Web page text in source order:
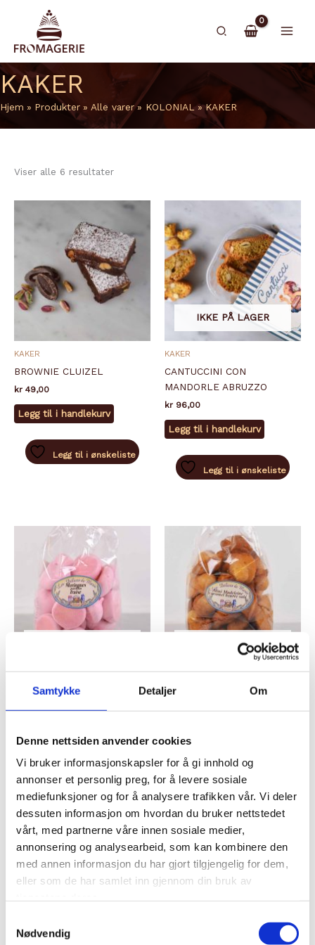
Samtykke Detaljer Om
Denne nettsiden anvender cookies
Vi bruker informasjonskapsler for å gi innhold og
annonser et personlig preg, for å levere sosiale
mediefunksjoner og for å analysere trafikken vår. Vi deler
dessuten informasjon om hvordan du bruker nettstedet
vårt, med partnerne våre innen sosiale medier,
annonsering og analysearbeid, som kan kombinere den
med annen informasjon du har gjort tilgjengelig for dem,
eller som de har samlet inn gjennom din bruk av
Nødvendig
innholdet
Søk
KAKER
Hjem Produkter Alle varer KOLONIAL KAKER
Viser alle 6 resultater
KAKER
BROWNIE CLUIZEL
kr 49,00
Legg til i handlekurv
Legg til i ønskeliste
IKKE PÅ LAGER
KAKER
CANTUCCINI CON
MANDORLE ABRUZZO
kr 96,00
Legg til i handlekurv
Legg til i ønskeliste
MERINGUES FRAISE
kr69,00
Legg til i handlekurv
Legg til i ønskeliste
IKKE PÅ LAGER
MINI MADELEINE AU
CARAMEL BEURRE SALÉ
Legg til i ønskeliste